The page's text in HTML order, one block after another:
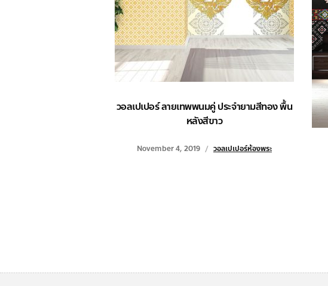
วอลเปเปอร์ ลายเทพพนมคู่ ประจำยามสีทอง พื้น
หลังสีขาว
November 4, 2019 วอลเปเปอร์ห้องพระ